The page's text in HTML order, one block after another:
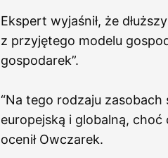
Ekspert wyjaśnił, że
z przyjętego modelu
gospodarek”.
“Na tego rodzaju
europejską i globalną,
ocenił Owczarek.